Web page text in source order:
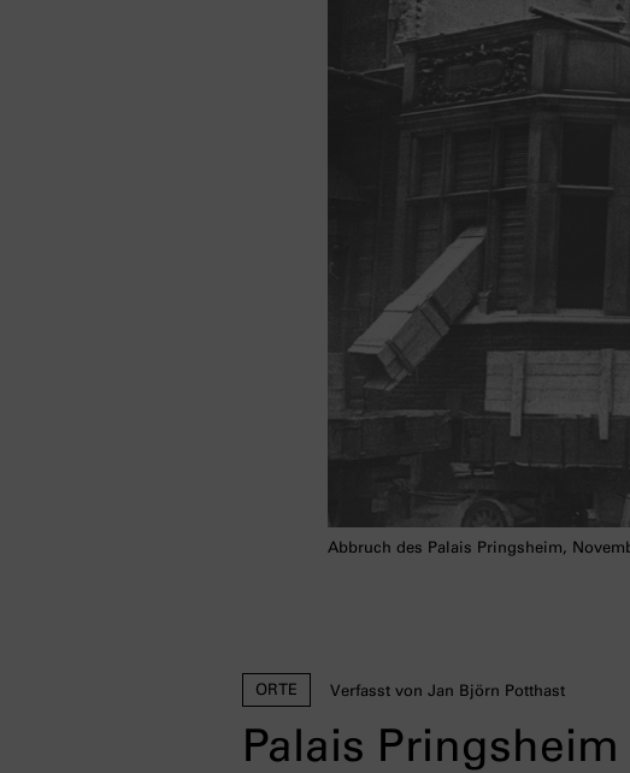
Palais Pringsheim
ORTE Verfasst von Jan Björn Potthast
Abbruch des Palais Pringsheim,